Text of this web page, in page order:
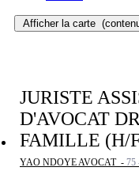
Afficher la carte
JURISTE
D'AVOCAT
FAMILLE (H/
YAO NDOYE AVOCAT - 75